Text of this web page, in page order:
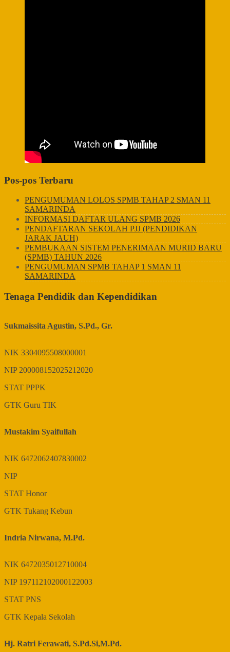
Pos-pos Terbaru
PENGUMUMAN LOLOS SPMB TAHAP 2 SMAN 11
SAMARINDA
INFORMASI DAFTAR ULANG SPMB 2026
PENDAFTARAN SEKOLAH PJJ (PENDIDIKAN
JARAK JAUH)
PEMBUKAAN SISTEM PENERIMAAN MURID BARU
(SPMB) TAHUN 2026
PENGUMUMAN SPMB TAHAP 1 SMAN 11
SAMARINDA
Tenaga Pendidik dan Kependidikan
Sukmaissita Agustin, S.Pd., Gr.
NIK 3304095508000001
NIP 200008152025212020
STAT PPPK
GTK Guru TIK
Mustakim Syaifullah
NIK 6472062407830002
NIP
STAT Honor
GTK Tukang Kebun
Indria Nirwana, M.Pd.
NIK 6472035012710004
NIP 197112102000122003
STAT PNS
GTK Kepala Sekolah
Hj. Ratri Ferawati, S.Pd.Si,M.Pd.